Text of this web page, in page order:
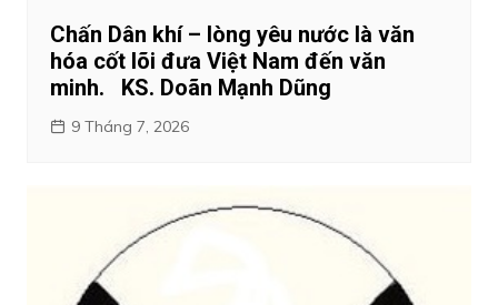
Chấn Dân khí – lòng yêu nước là văn
hóa cốt lõi đưa Việt Nam đến văn
minh. KS. Doãn Mạnh Dũng
9 Tháng 7, 2026